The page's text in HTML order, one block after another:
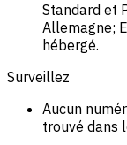
Standard et
Allemagne;
hébergé.
Surveillez
Aucun
trouvé dans